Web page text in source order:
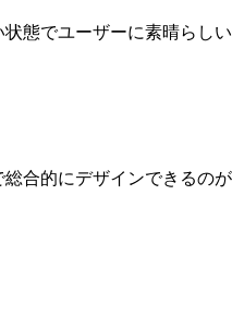
態でユーザーに素晴らし
合的にデザインできるの